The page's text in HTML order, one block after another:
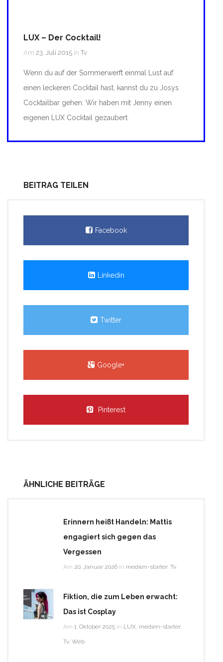
LUX – Der Cocktail!
Am 23. Juli 2015 inTv
Wenn du auf der Sommerwerft einmal Lust auf
einen leckeren Cocktail hast, kannst du zu Josys
Cocktailbar gehen. Wir haben mit Jenny einen
eigenen LUX Cocktail gezaubert.
BEITRAG TEILEN
Facebook
Linkedin
Twitter
Google+
Pinterest
ÄHNLICHE BEITRÄGE
Erinnern heißt Handeln: Mattis
engagiert sich gegen das
Vergessen
Am 20. Januar 2026 in medien-starter, Tv
Fiktion, die zum Leben erwacht:
Das ist Cosplay
Am 1. Oktober 2025 in LUX, medien-starter,
Tv, Web